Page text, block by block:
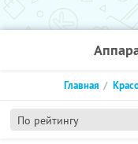
По рейтингу
Главная